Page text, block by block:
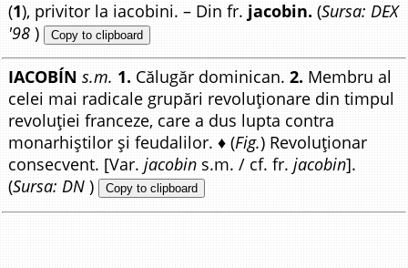
(1), privitor la iacobini. – Din fr. jacobin. (Sursa: DEX
'98 ) Copy to clipboard
IACOBÍN s.m. 1. Călugăr dominican.2. Membru al
celei mai radicale grupări revoluționare din timpul
revoluției franceze, care a dus lupta contra
monarhiștilor și feudalilor. ♦ (Fig.) Revoluționar
consecvent. [Var.jacobin s.m. / cf. fr.jacobin].
(Sursa: DN ) Copy to clipboard